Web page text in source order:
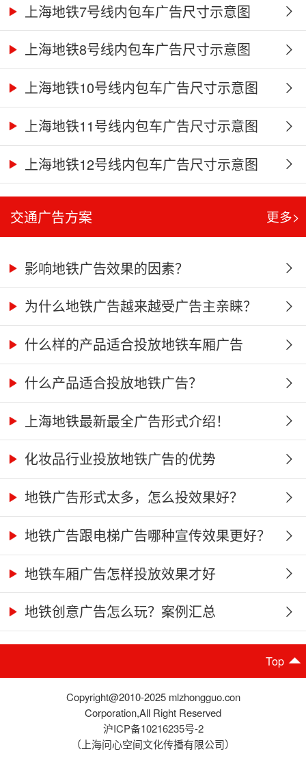
上海地铁7号线内包车广告尺寸示意图
上海地铁8号线内包车广告尺寸示意图
上海地铁10号线内包车广告尺寸示意图
上海地铁11号线内包车广告尺寸示意图
上海地铁12号线内包车广告尺寸示意图
交通广告方案 更多>
影响地铁广告效果的因素？
为什么地铁广告越来越受广告主亲睐？
什么样的产品适合投放地铁车厢广告
什么产品适合投放地铁广告？
上海地铁最新最全广告形式介绍！
化妆品行业投放地铁广告的优势
地铁广告形式太多，怎么投效果好？
地铁广告跟电梯广告哪种宣传效果更好？
地铁车厢广告怎样投放效果才好
地铁创意广告怎么玩？案例汇总
Top
Copyright@2010-2025 mlzhongguo.con
Corporation,All Right Reserved
沪ICP备10216235号-2
（上海问心空间文化传播有限公司）